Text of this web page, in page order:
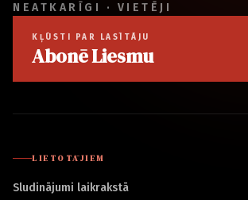
NEATKARĪGI · VIETĒJI
KĻŪSTI PAR LASĪTĀJU
Abonē Liesmu
LIETOTĀJIEM
Sludinājumi laikrakstā